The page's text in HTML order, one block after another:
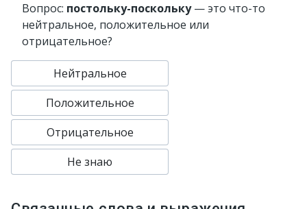
Вопрос: постольку-поскольку— это что-то
нейтральное, положительное или
отрицательное?
Нейтральное
Положительное
Отрицательное
Не знаю